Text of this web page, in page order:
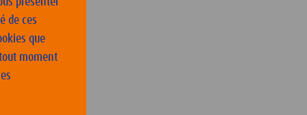
de ces
que
moment